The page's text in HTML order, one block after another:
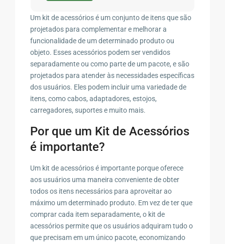
Um kit de acessórios é um conjunto de itens que são
projetados para complementar e melhorar a
funcionalidade de um determinado produto ou
objeto. Esses acessórios podem ser vendidos
separadamente ou como parte de um pacote, e são
projetados para atender às necessidades específicas
dos usuários. Eles podem incluir uma variedade de
itens, como cabos, adaptadores, estojos,
carregadores, suportes e muito mais.
Por que um Kit de Acessórios
é importante?
Um kit de acessórios é importante porque oferece
aos usuários uma maneira conveniente de obter
todos os itens necessários para aproveitar ao
máximo um determinado produto. Em vez de ter que
comprar cada item separadamente, o kit de
acessórios permite que os usuários adquiram tudo o
que precisam em um único pacote, economizando